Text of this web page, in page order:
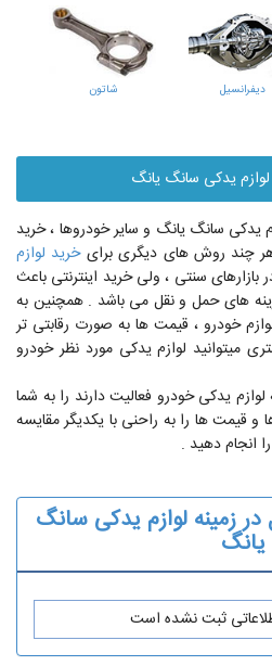
دیفرانسیل شاتون
یدکی سانگ یانگ
سانگ یانگ و سایر خودروها ، خرید
هر چند روش های دیگری برایخرید لوازم
سنتی ، ولی خرید اینترنتی باعث
های حمل و نقل می باشد . همچنین به
خودرو ، قیمت ها به صورت رقابتی تر
میتوانید لوازم یدکی مورد نظر خودرو
یدکی خودرو فعالیت دارند را به شما
و قیمت ها را به راحنی با یکدیگر مقایسه
انجام دهید .
زمینه لوازم یدکی سانگ
یانگ
ثبت نشده است